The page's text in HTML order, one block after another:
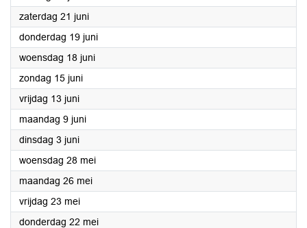
zaterdag 21 juni2025
donderdag 19 juni2025
woensdag 18 juni2025
zondag 15 juni2025
vrijdag 13 juni2025
maandag 9 juni2025
dinsdag 3 juni2025
woensdag 28 mei2025
maandag 26 mei2025
vrijdag 23 mei2025
donderdag 22 mei2025